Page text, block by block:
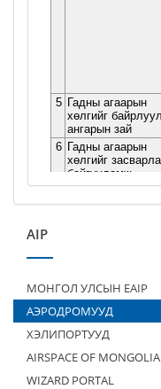
AIP
МОНГОЛ УЛСЫН EAIP
АЭРОДРОМУУД
ХЭЛИПОРТУУД
AIRSPACE OF MONGOLIA
WIZARD PORTAL